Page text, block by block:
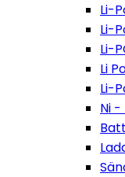
Li-
Li-
Li-
Li
Li-
Ni